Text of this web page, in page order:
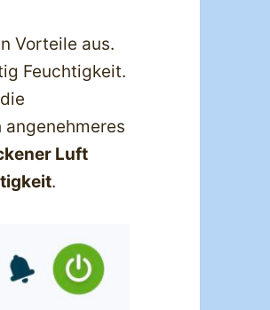
Vorteile aus.
Feuchtigkeit.
Luft
.